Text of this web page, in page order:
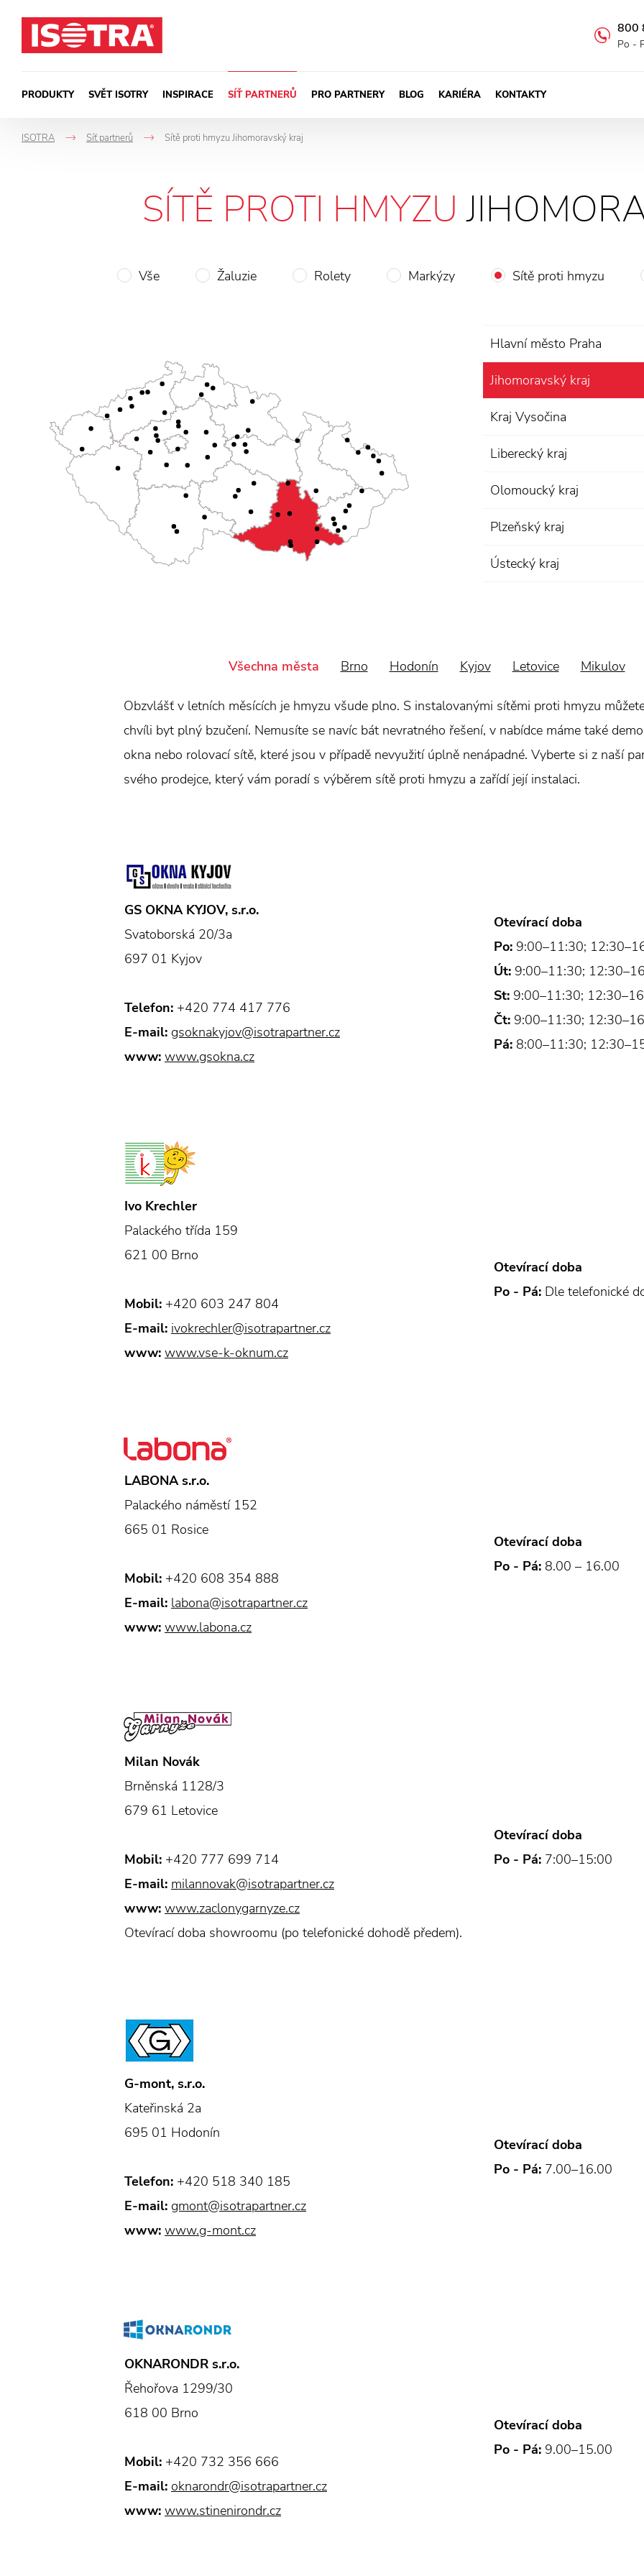
800
Po -
PRODUKTY SVĚT ISOTRY INSPIRACE SÍŤ PARTNERŮ PRO PARTNERY BLOG KARIÉRA KONTAKTY
ISOTRA
->
Síť partnerů Sítě proti hmyzu Jihomoravský kraj
SÍTĚ PROTI HMYZU
Vše Žaluzie Rolety Markýzy Sítě proti hmyzu
Hlavní město Praha
Jihomoravský kraj
Kraj Vysočina
Liberecký kraj
Olomoucký kraj
Plzeňský kraj
Ústecký kraj
Všechna města Brno Hodonín Kyjov Letovice Mikulov
Obzvlášť v letních měsících je hmyzu všude plno. S instalovanými sítěmi proti hmyzu
chvíli byt plný bzučení. Nemusíte se navíc bát nevratného řešení, v nabídce máme také
okna nebo rolovací sítě, které jsou v případě nevyužití úplně nenápadné. Vyberte si z naší
svého prodejce, který vám poradí s výběrem sítě proti hmyzu a zařídí její instalaci.
GS OKNA KYJOV, s.r.o.
Svatoborská 20/3a
697 01 Kyjov
Telefon: +420 774 417 776
E-mail: gsoknakyjov@isotrapartner.cz
www: www.gsokna.cz
Otevírací doba
Po: 9:00–11:30;
Út: 9:00–11:30;
St: 9:00–11:30;
Čt: 9:00–11:30;
Pá: 8:00–11:30;
Ivo Krechler
Palackého třída 159
621 00 Brno
Mobil: +420 603 247 804
E-mail: ivokrechler@isotrapartner.cz
www: www.vse-k-oknum.cz
Otevírací doba
Po - Pá: Dle telefonické
LABONA s.r.o.
Palackého náměstí 152
665 01 Rosice
Mobil: +420 608 354 888
E-mail: labona@isotrapartner.cz
www: www.labona.cz
Otevírací doba
Po - Pá: 8.00 – 16.00
Milan Novák
Brněnská 1128/3
679 61 Letovice
Mobil: +420 777 699 714
E-mail: milannovak@isotrapartner.cz
www: www.zaclonygarnyze.cz
Otevírací doba showroomu (po telefonické dohodě předem).
Otevírací doba
Po - Pá: 7:00–15:00
G-mont, s.r.o.
Kateřinská 2a
695 01 Hodonín
Telefon: +420 518 340 185
E-mail: gmont@isotrapartner.cz
www: www.g-mont.cz
Otevírací doba
Po - Pá: 7.00–16.00
OKNARONDR s.r.o.
Řehořova 1299/30
618 00 Brno
Mobil: +420 732 356 666
E-mail: oknarondr@isotrapartner.cz
www: www.stinenirondr.cz
Otevírací doba
Po - Pá: 9.00–15.00